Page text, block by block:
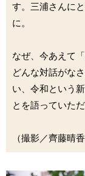
す。三浦さんに
に。
なぜ、今あえて
どんな対話がな
い、令和という
とを語っていただ
（撮影／齊藤晴